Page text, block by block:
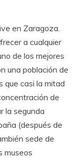
en Zaragoza.
a cualquier
de los mejores
una población de
que casi la mitad
de
la segunda
(después de
sede de
museos